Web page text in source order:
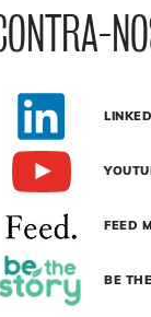
FEED
BE